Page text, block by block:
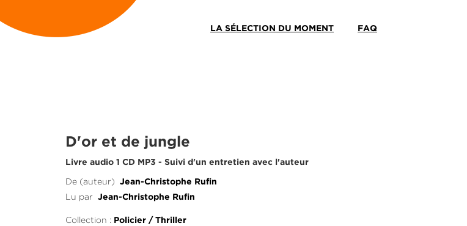
LA SÉLECTION DU MOMENT FAQ
D'or et de jungle
Livre audio 1 CD MP3 - Suivi d'un entretien avec l'auteur
De (auteur) Jean-Christophe Rufin
Lu par Jean-Christophe Rufin
Collection : Policier / Thriller